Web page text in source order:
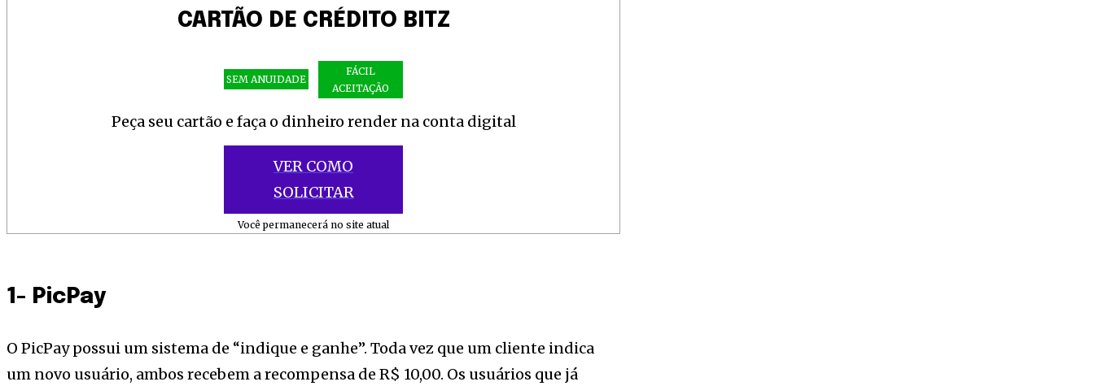
CARTÃO DE CRÉDITO BITZ
SEM ANUIDADE
FÁCIL
ACEITAÇÃO
Peça seu cartão e faça o dinheiro render na conta digital
VER COMO
SOLICITAR
Você permanecerá no site atual
1- PicPay
O PicPay possui um sistema de “indique e ganhe”. Toda vez que um cliente indica
um novo usuário, ambos recebem a recompensa de R$ 10,00. Os usuários que já